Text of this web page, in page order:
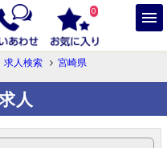
0
求人検索
宮崎県
人